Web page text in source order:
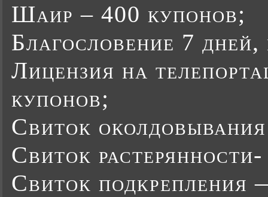
Шаир – 400 купонов;
Благословение 7
Лицензия на
купонов;
Свиток
Свиток
Свиток подкрепления